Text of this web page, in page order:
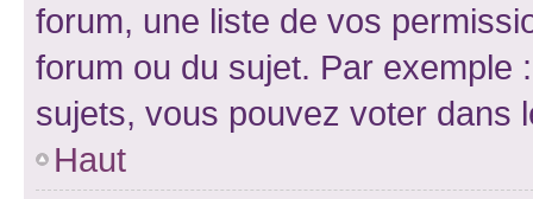
forum, une liste de vos
forum ou du sujet. Par exemple
sujets, vous pouvez voter dans
Haut